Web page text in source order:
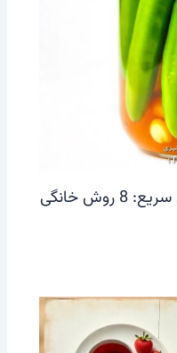
بهترین رسپی های خیار ترشی سریع: 8 روش خانگی